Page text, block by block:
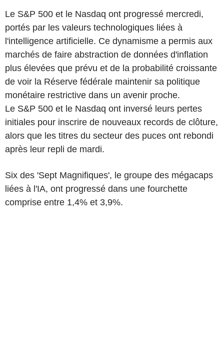
Le S&P 500 et le Nasdaq ont progressé mercredi,
portés par les valeurs technologiques liées à
l'intelligence artificielle. Ce dynamisme a permis aux
marchés de faire abstraction de données d'inflation
plus élevées que prévu et de la probabilité croissante
de voir la Réserve fédérale maintenir sa politique
monétaire restrictive dans un avenir proche.
Le S&P 500 et le Nasdaq ont inversé leurs pertes
initiales pour inscrire de nouveaux records de clôture,
alors que les titres du secteur des puces ont rebondi
après leur repli de mardi.
Six des 'Sept Magnifiques', le groupe des mégacaps
liées à l'IA, ont progressé dans une fourchette
comprise entre 1,4% et 3,9%.